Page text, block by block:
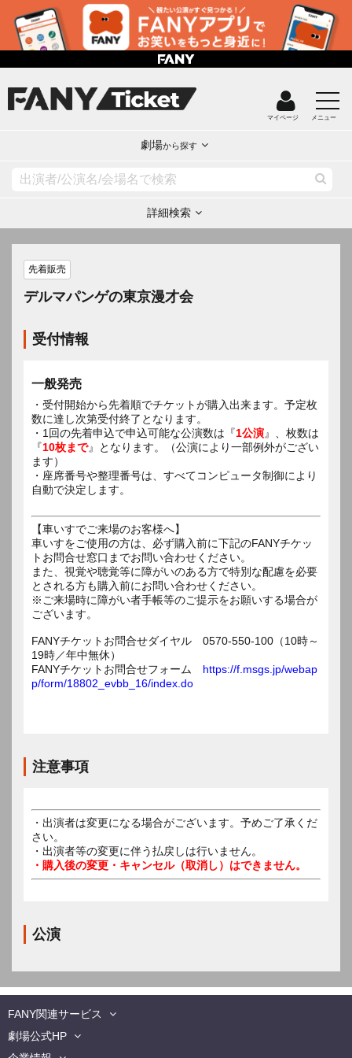
マイページ メニュー
劇場から探す
詳細検索
先着販売
デルマパンゲの東京漫才会
受付情報
一般発売
・受付開始から先着順でチケットが購入出来ます。予定枚
数に達し次第受付終了となります。
・1回の先着申込で申込可能な公演数は『1公演』、枚数は
『10枚まで』となります。（公演により一部例外がござい
ます）
・座席番号や整理番号は、すべてコンピュータ制御により
自動で決定します。
【車いすでご来場のお客様へ】
車いすをご使用の方は、必ず購入前に下記のFANYチケッ
トお問合せ窓口までお問い合わせください。
また、視覚や聴覚等に障がいのある方で特別な配慮を必要
とされる方も購入前にお問い合わせください。
※ご来場時に障がい者手帳等のご提示をお願いする場合が
ございます。
FANYチケットお問合せダイヤル 0570-550-100（10時～
19時／年中無休）
FANYチケットお問合せフォーム https://f.msgs.jp/webap
p/form/18802_evbb_16/index.do
注意事項
・出演者は変更になる場合がございます。予めご了承くだ
さい。
・出演者等の変更に伴う払戻しは行いません。
・購入後の変更・キャンセル（取消し）はできません。
公演
FANY関連サービス
劇場公式HP